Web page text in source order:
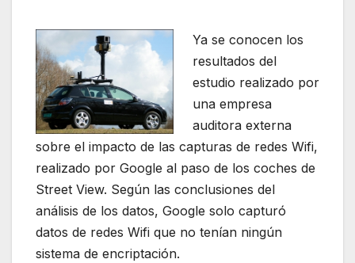
Ya se conocen los
resultados del
estudio realizado por
una empresa
auditora externa
sobre el impacto de las capturas de redes Wifi,
realizado por Google al paso de los coches de
Street View. Según las conclusiones del
análisis de los datos, Google solo capturó
datos de redes Wifi que no tenían ningún
sistema de encriptación.